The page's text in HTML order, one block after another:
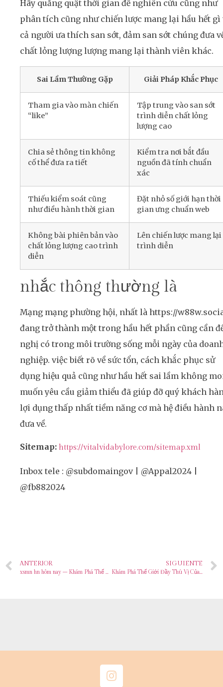
Hãy quăng quật thời gian để nghiên cứu cũng như
phân tích cũng như chiến lược mang lại hầu hết gì
cả người ưa thích san sớt, đảm san sớt chúng đưa
chất lỏng lượng lượng mang lại thành viên khác.
Sai Lầm Thường Gặp Giải Pháp Khắc Phục
Tham gia vào màn chiến
“like”
Tập trung vào san sớt
trình diễn chất lỏng
lượng cao
Chia sẻ thông tin không
cố thể đưa ra tiết
Kiểm tra nơi bắt đầu
nguồn đã tính chuẩn
xác
Thiếu kiểm soát cũng
như điều hành thời gian
Đặt nhỏ số giới hạn thời
gian ưng chuẩn web
Không bài phiên bản vào
chất lỏng lượng cao trình
diễn
Lên chiến lược mang lại
trình diễn
nhắc thông thường là
Mạng mạng phường hội, nhất là https://
đang trở thành một trong hầu hết phần cũng cần
nghị có trong môi trường sống mỗi ngày của
nghiệp. việc biết rõ về sức tổn, cách khắc phục sử
dụng hiệu quả cũng như hầu hết sai lầm không
muốn yêu cầu giảm thiểu đã giúp đỡ quý khách
lợi dụng thấp nhất tiềm năng cơ mà hệ điều hành
đưa về.
Sitemap: https://vitalvidabylore.com/sitemap.xml
Inbox tele : @subdomaingov | @Appal2024 |
@fb882024
ANTERIOR
xsmn hn hôm nay – Khám Phá Thế Giới Giải Trí Đỉnh Cao & Cơ Hội Lớn
SIGUIENTE
Khám Phá Thế Giới Đầy Thú Vị Của soi cầu xổ số miền bắc chiều nay – Nơi Giải Trí Đỉnh Cao Của Game Online